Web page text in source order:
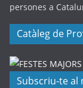
persones a
Catàleg de
Subscriu-te